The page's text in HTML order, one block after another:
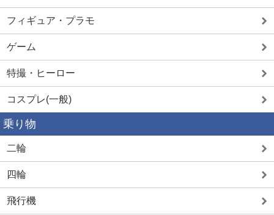
フィギュア・プラモ
ゲーム
特撮・ヒーロー
コスプレ(一般)
乗り物
二輪
四輪
飛行機